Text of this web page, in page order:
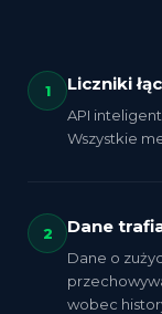
1 Liczniki
API
Wszystkie
2 Dane
Dane o
wobec